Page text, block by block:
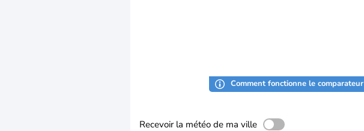
Comment fonctionne le comparateur
Recevoir la météo de ma ville